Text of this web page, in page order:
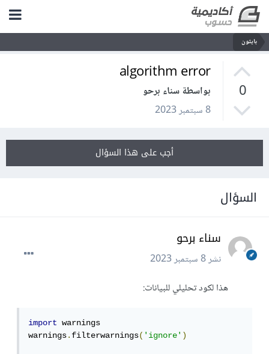
بايثون
0
algorithm error
بواسطة سناء برحو
8 سبتمبر 2023
أجب على هذا السؤال
السؤال
سناء برحو
نشر8 سبتمبر 2023
هذا لكود تحليلي للبيانات:
import warnings
warnings.filterwarnings('ignore')